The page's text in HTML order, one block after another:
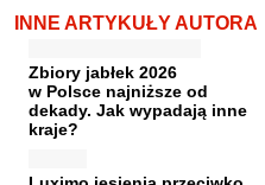
INNE ARTYKUŁY AUTORA
Zbiory jabłek 2026
w Polsce najniższe od
dekady. Jak wypadają inne
kraje?